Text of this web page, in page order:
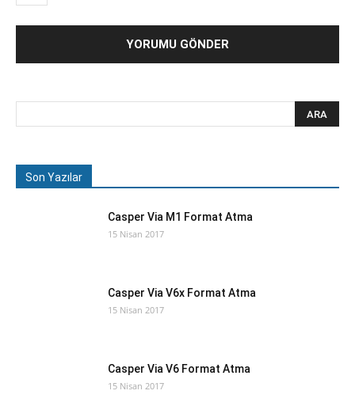
Son Yazılar
Casper Via M1 Format Atma
15 Nisan 2017
Casper Via V6x Format Atma
15 Nisan 2017
Casper Via V6 Format Atma
15 Nisan 2017